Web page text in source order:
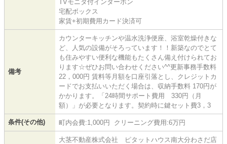
TVモニタ付インターホン
宅配ボックス
家賃+初期費用カード決済可
備考
カウンターキッチンや温水洗浄便座、浴室乾燥付きな
ど、人気の設備がそろっています！！新築なのでとて
も住みやすい便利な機能もたくさん備え付けられてお
ります☆ぜひお問い合わせください^^更新事務手数料
22，000円 賃料等月額を口座引落とし、クレジットカ
ードでお支払いいただく場合は、収納手数料 170円が
かかります。「24時間サポート費用 330円（月
額）」が必要となります。契約時に鍵セット費3，3
条件(その他) 町内会費:1,000円 クリーニング費用:6万円
大茎不動産株式会社 ピタットハウス南大分わさだ店